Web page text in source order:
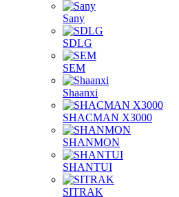
Sany
SDLG
SEM
Shaanxi
SHACMAN X3000
SHANMON
SHANTUI
SITRAK